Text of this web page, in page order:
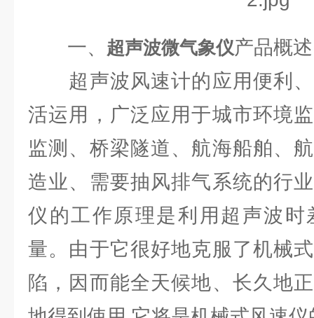
一、 超声波微气象仪产品概述
超声波风速计的应用便利、
活运用，广泛应用于城市环境
监测、桥梁隧道、航海船舶、
造业、需要抽风排气系统的行
仪的工作原理是利用超声波时
量。由于它很好地克服了机械
陷，因而能全天候地、长久地